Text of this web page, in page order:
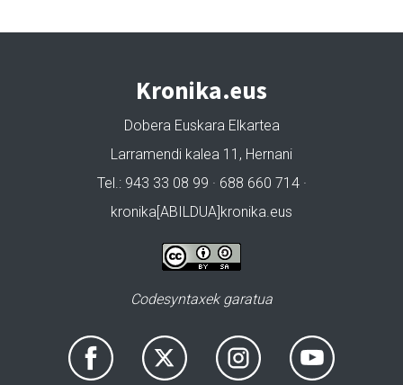
Kronika.eus
Dobera Euskara Elkartea
Larramendi kalea 11, Hernani
Tel.: 943 33 08 99 · 688 660 714 ·
kronika[ABILDUA]kronika.eus
Codesyntaxek garatua